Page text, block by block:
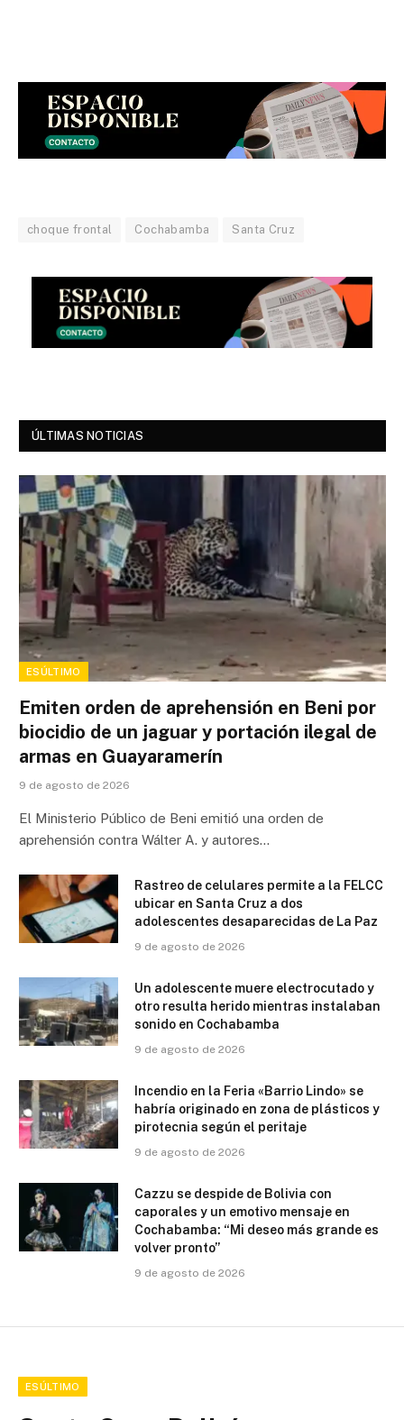
choque frontal Cochabamba Santa Cruz
ÚLTIMAS NOTICIAS
ESÚLTIMO
Emiten orden de aprehensión en Beni por
biocidio de un jaguar y portación ilegal de
armas en Guayaramerín
9 de agosto de 2026
El Ministerio Público de Beni emitió una orden de
aprehensión contra Wálter A. y autores…
Rastreo de celulares permite a la FELCC
ubicar en Santa Cruz a dos
adolescentes desaparecidas de La Paz
9 de agosto de 2026
Un adolescente muere electrocutado y
otro resulta herido mientras instalaban
sonido en Cochabamba
9 de agosto de 2026
Incendio en la Feria «Barrio Lindo» se
habría originado en zona de plásticos y
pirotecnia según el peritaje
9 de agosto de 2026
Cazzu se despide de Bolivia con
caporales y un emotivo mensaje en
Cochabamba: “Mi deseo más grande es
volver pronto”
9 de agosto de 2026
ESÚLTIMO